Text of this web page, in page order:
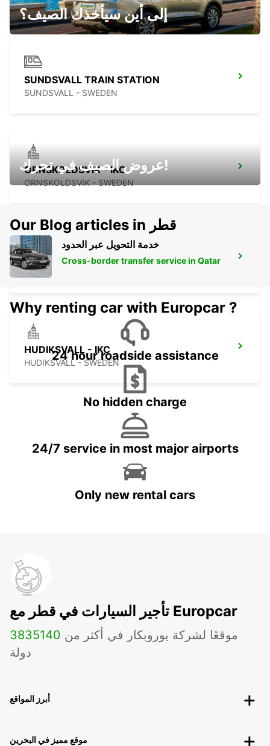
SUNDSVALL - SWEDEN
SUNDSVALL TRAIN STATION
SUNDSVALL - SWEDEN
ORNSKOLDSVIK - IKC
ORNSKOLDSVIK - SWEDEN
HUDIKSVALL TRAIN STATION
HUDIKSVALL - SWEDEN
HUDIKSVALL - IKC
HUDIKSVALL - SWEDEN
إلى أين سيأخذك الصيف؟
عروض الصيف في تحرك!
Our Blog articles in قطر
خدمة التحويل عبر الحدود
Cross-border transfer service in Qatar
Why renting car with Europcar ?
24 hour roadside assistance
No hidden charge
24/7 service in most major airports
Only new rental cars
تأجير السيارات في قطر مع Europcar
3835 موقعًا لشركة يوروبكار في أكثر من 140
دولة
أبرز المواقع
موقع مميز في البحرين